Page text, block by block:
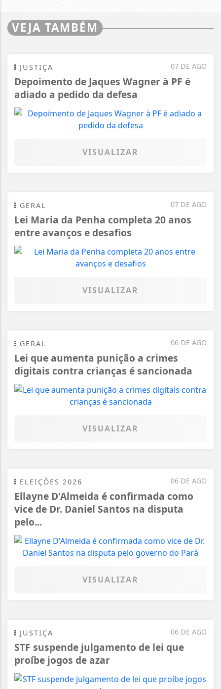
VEJA TAMBÉM
07 DE AGO
JUSTIÇA
Depoimento de Jaques Wagner à PF é
adiado a pedido da defesa
VISUALIZAR
07 DE AGO
GERAL
Lei Maria da Penha completa 20 anos
entre avanços e desafios
VISUALIZAR
06 DE AGO
GERAL
Lei que aumenta punição a crimes
digitais contra crianças é sancionada
VISUALIZAR
06 DE AGO
ELEIÇÕES 2026
Ellayne D'Almeida é confirmada como
vice de Dr. Daniel Santos na disputa
pelo...
VISUALIZAR
06 DE AGO
JUSTIÇA
STF suspende julgamento de lei que
proíbe jogos de azar